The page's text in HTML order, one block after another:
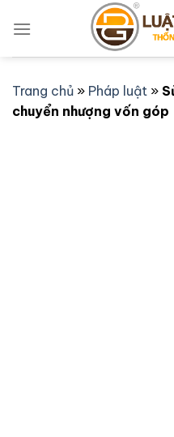
qua
Trang chủ » Pháp luật »
chuyển nhượng vốn góp